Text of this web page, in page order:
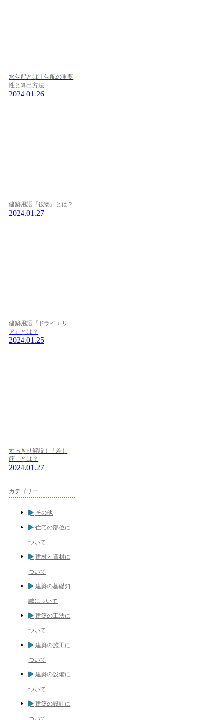
水勾配とは｜勾配の重要
性と算出方法
2024.01.26
建築用語『役物』とは？
2024.01.27
建築用語『ドライエリ
ア』とは？
2024.01.25
すっきり解説！「差し
筋」とは？
2024.01.27
カテゴリー
その他
住宅の部位に
ついて
建材と資材に
ついて
建築の基礎知
識について
建築の工法に
ついて
建築の施工に
ついて
建築の設備に
ついて
建築の設計に
ついて